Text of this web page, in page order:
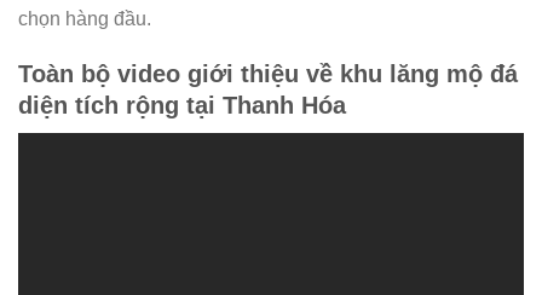
chọn hàng đầu.
Toàn bộ video giới thiệu về khu lăng mộ đá
diện tích rộng tại Thanh Hóa